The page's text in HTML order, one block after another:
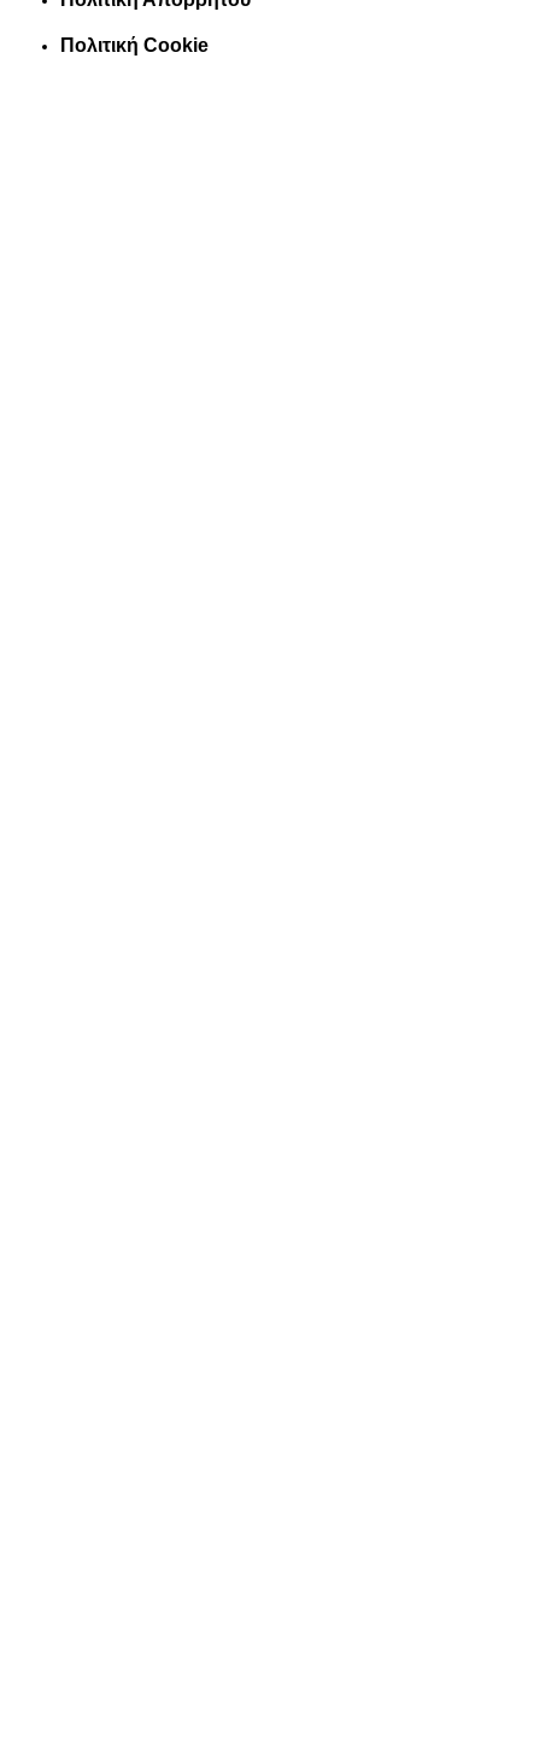
Πολιτική Cookie